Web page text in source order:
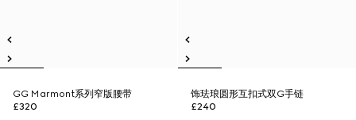
GG Marmont系列窄版腰带
£320
饰珐琅圆形互扣式双G手链
£240